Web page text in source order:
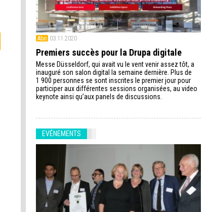
Abo 03.11.2020
Premiers succès pour la Drupa digitale
Messe Düsseldorf, qui avait vu le vent venir assez tôt, a
inauguré son salon digital la semaine dernière. Plus de
1 900 personnes se sont inscrites le premier jour pour
participer aux différentes sessions organisées, au video
keynote ainsi qu’aux panels de discussions.
EVÉNEMENTS